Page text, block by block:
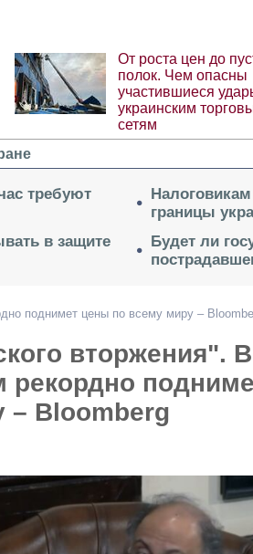
От роста цен до
полок. Чем опасны
участившиеся
украинским
сетям
требуют
в защите
границы
Будет ли
поднимет цены по всему миру –
вторжения".
– Bloomberg